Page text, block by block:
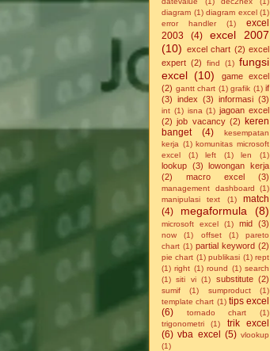
diagram (1) diagram excel (1)
error handler
(1)
excel
2003
(4)
excel 2007
(10) excel chart (2) excel
expert (2) find (1) fungsi
excel (10)
game excel
(2) gantt chart (1) grafik (1) if
(3) index (3) informasi (3)
int (1) isna (1) jagoan excel
(2) job vacancy (2) keren
banget
(4)
kesempatan
kerja (1) komunitas microsoft
excel
(1) left (1) len (1)
lookup (3)
lowongan kerja
(2)
macro excel (3)
management dashboard
(1)
manipulasi text
(1)
match
(4)
megaformula (8)
microsoft excel (1) mid (3)
now (1) offset (1)
pareto
chart (1) partial keyword (2)
pie chart (1) publikasi (1) rept
(1) right (1) round (1) search
(1) siti vi (1) substitute (2)
sumif (1) sumproduct
(1)
template chart (1) tips excel
(6)
tornado chart
(1)
trigonometri
(1)
trik excel
(6) vba excel (5) vlookup
(1)